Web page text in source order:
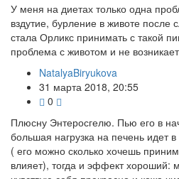
У меня на диетах только одна
вздутие, бурление в животе после
стала Орликс принимать с такой
проблема с животом и не
NatalyaBiryukova
31 марта 2018, 20:55
0
Плюсну Энтеросгелю. Пью его в
большая нагрузка на печень идет
( его можно сколько хочешь
влияет), тогда и эффект хороший: